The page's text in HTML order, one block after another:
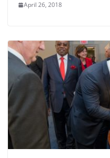
April 26, 2018